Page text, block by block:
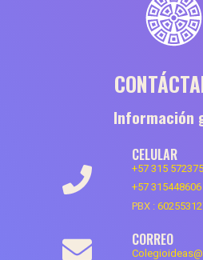
Información
CELULAR
+57 315
+57 315448606
PBX :
CORREO